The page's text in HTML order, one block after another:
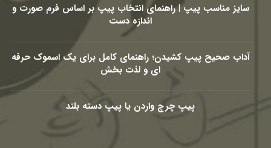
سایز مناسب پیپ | راهنمای انتخاب پیپ بر اساس فرم صورت و
اندازه دست
آداب صحیح پیپ کشیدن؛ راهنمای کامل برای یک اسموک حرفه
ای و لذت بخش
پیپ چرچ واردن یا پیپ دسته بلند